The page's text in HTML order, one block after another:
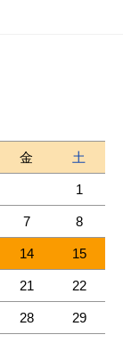
金 土
1
7 8
14 15
21 22
28 29